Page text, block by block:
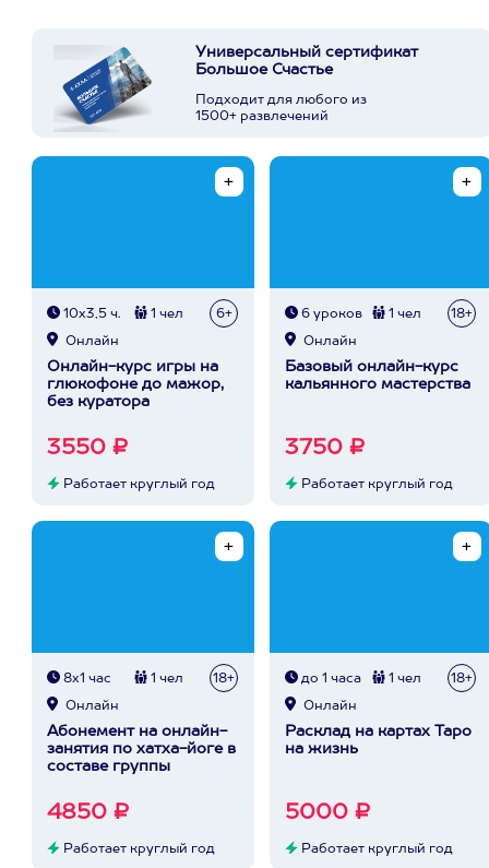
Универсальный сертификат
Большое Счастье
Подходит для любого из
1500+ развлечений
10х3,5 ч. 1 чел 6+
Онлайн
Онлайн-курс игры на
глюкофоне до мажор,
без куратора
3550 ₽
Работает круглый год
6 уроков 1 чел 18+
Онлайн
Базовый онлайн-курс
кальянного мастерства
3750 ₽
Работает круглый год
8х1 час 1 чел 18+
Онлайн
Абонемент на онлайн-
занятия по хатха-йоге в
составе группы
4850 ₽
Работает круглый год
до 1 часа 1 чел 18+
Онлайн
Расклад на картах Таро
на жизнь
5000 ₽
Работает круглый год